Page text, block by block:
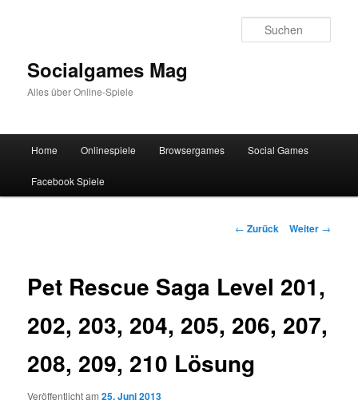
Socialgames Mag
Alles über Online-Spiele
Home Onlinespiele Browsergames Social Games
Facebook Spiele
Beitrags-
← Zurück Weiter →
Pet Rescue Saga Level 201,
202, 203, 204, 205, 206, 207,
208, 209, 210 Lösung
Veröffentlicht am25. Juni 2013